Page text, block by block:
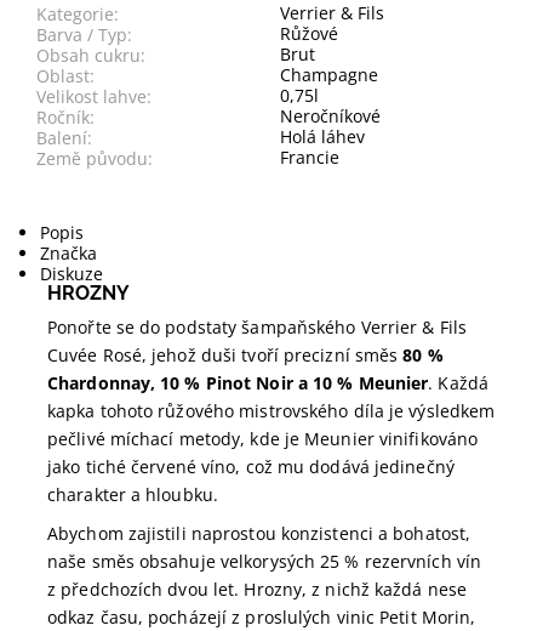
Kategorie:
Verrier & Fils
Barva / Typ:
Růžové
Obsah cukru:
Brut
Oblast:
Champagne
Velikost lahve:
0,75l
Ročník:
Neročníkové
Balení:
Holá láhev
Země původu:
Francie
Popis
Značka
Diskuze
HROZNY
Ponořte se do podstaty šampaňského Verrier & Fils
Cuvée Rosé, jehož duši tvoří precizní směs80 %
Chardonnay, 10 % Pinot Noir a 10 % Meunier. Každá
kapka tohoto růžového mistrovského díla je výsledkem
pečlivé míchací metody, kde je Meunier vinifikováno
jako tiché červené víno, což mu dodává jedinečný
charakter a hloubku.
Abychom zajistili naprostou konzistenci a bohatost,
naše směs obsahuje velkorysých 25 % rezervních vín
z předchozích dvou let. Hrozny, z nichž každá nese
odkaz času, pocházejí z proslulých vinic Petit Morin,